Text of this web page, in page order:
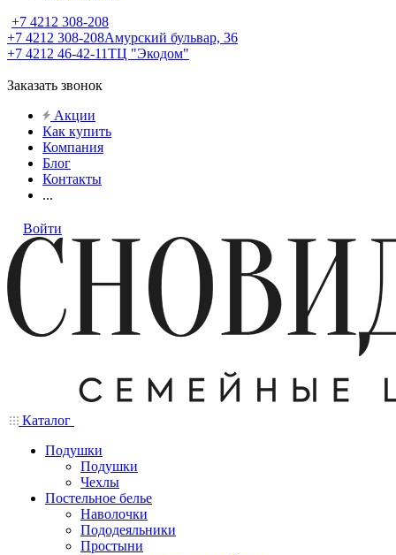
+7 4212 308-208
+7 4212 308-208Амурский бульвар, 36
+7 4212 46-42-11ТЦ "Экодом"
Заказать звонок
Акции
Как купить
Компания
Блог
Контакты
...
Войти
Каталог
Подушки
Подушки
Чехлы
Постельное белье
Наволочки
Пододеяльники
Простыни